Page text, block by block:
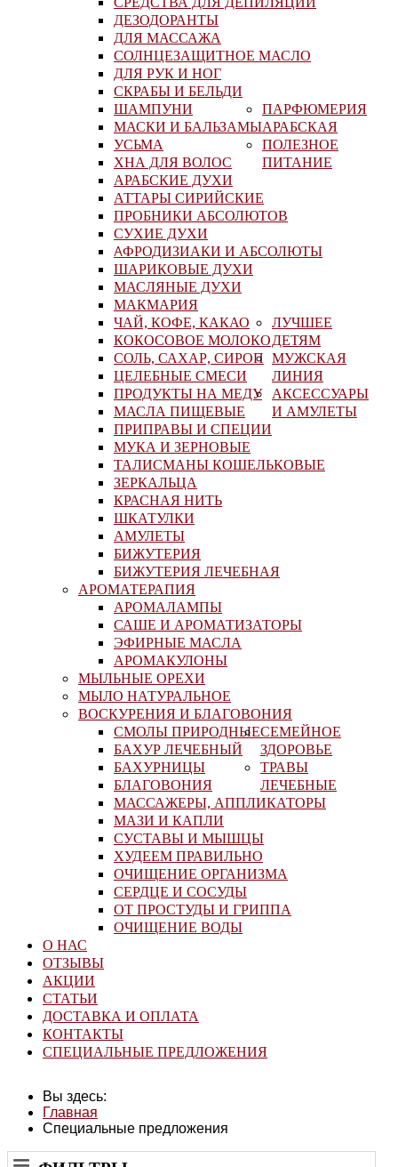
ДЕЗОДОРАНТЫ
ДЛЯ МАССАЖА
СОЛНЦЕЗАЩИТНОЕ МАСЛО
ДЛЯ РУК И НОГ
СКРАБЫ И БЕЛЬДИ
ШАМПУНИ
МАСКИ И БАЛЬЗАМЫ
УСЬМА
ХНА ДЛЯ ВОЛОС
ПАРФЮМЕРИЯ
АРАБСКАЯ
АРАБСКИЕ ДУХИ
АТТАРЫ СИРИЙСКИЕ
ПРОБНИКИ АБСОЛЮТОВ
СУХИЕ ДУХИ
AФРОДИЗИАКИ И АБСОЛЮТЫ
ШАРИКОВЫЕ ДУХИ
МАСЛЯНЫЕ ДУХИ
МАКМАРИЯ
ПОЛЕЗНОЕ
ПИТАНИЕ
ЧАЙ, КОФЕ, КАКАО
КОКОСОВОЕ МОЛОКО
СОЛЬ, САХАР, СИРОП
ЦЕЛЕБНЫЕ СМЕСИ
ПРОДУКТЫ НА МЕДУ
МАСЛА ПИЩЕВЫЕ
ПРИПРАВЫ И СПЕЦИИ
МУКА И ЗЕРНОВЫЕ
ЛУЧШЕЕ
ДЕТЯМ
МУЖСКАЯ
ЛИНИЯ
АКСЕССУАРЫ
И АМУЛЕТЫ
ТАЛИСМАНЫ КОШЕЛЬКОВЫЕ
ЗЕРКАЛЬЦА
КРАСНАЯ НИТЬ
ШКАТУЛКИ
АМУЛЕТЫ
БИЖУТЕРИЯ
БИЖУТЕРИЯ ЛЕЧЕБНАЯ
АРОМАТЕРАПИЯ
АРОМАЛАМПЫ
САШЕ И АРОМАТИЗАТОРЫ
ЭФИРНЫЕ МАСЛА
АРОМАКУЛОНЫ
МЫЛЬНЫЕ ОРЕХИ
МЫЛО НАТУРАЛЬНОЕ
ВОСКУРЕНИЯ И БЛАГОВОНИЯ
СМОЛЫ ПРИРОДНЫЕ
БАХУР ЛЕЧЕБНЫЙ
БАХУРНИЦЫ
БЛАГОВОНИЯ
СЕМЕЙНОЕ
ЗДОРОВЬЕ
МАССАЖЕРЫ, АППЛИКАТОРЫ
МАЗИ И КАПЛИ
СУСТАВЫ И МЫШЦЫ
ХУДЕЕМ ПРАВИЛЬНО
ОЧИЩЕНИЕ ОРГАНИЗМА
СЕРДЦЕ И СОСУДЫ
ОТ ПРОСТУДЫ И ГРИППА
ОЧИЩЕНИЕ ВОДЫ
ТРАВЫ
ЛЕЧЕБНЫЕ
О НАС
ОТЗЫВЫ
АКЦИИ
СТАТЬИ
ДОСТАВКА И ОПЛАТА
КОНТАКТЫ
СПЕЦИАЛЬНЫЕ ПРЕДЛОЖЕНИЯ
Вы здесь:
Главная
Специальные предложения